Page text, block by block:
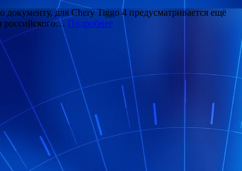
для Chery Tiggo 4 предусматривается ещё
российского… Подробнее